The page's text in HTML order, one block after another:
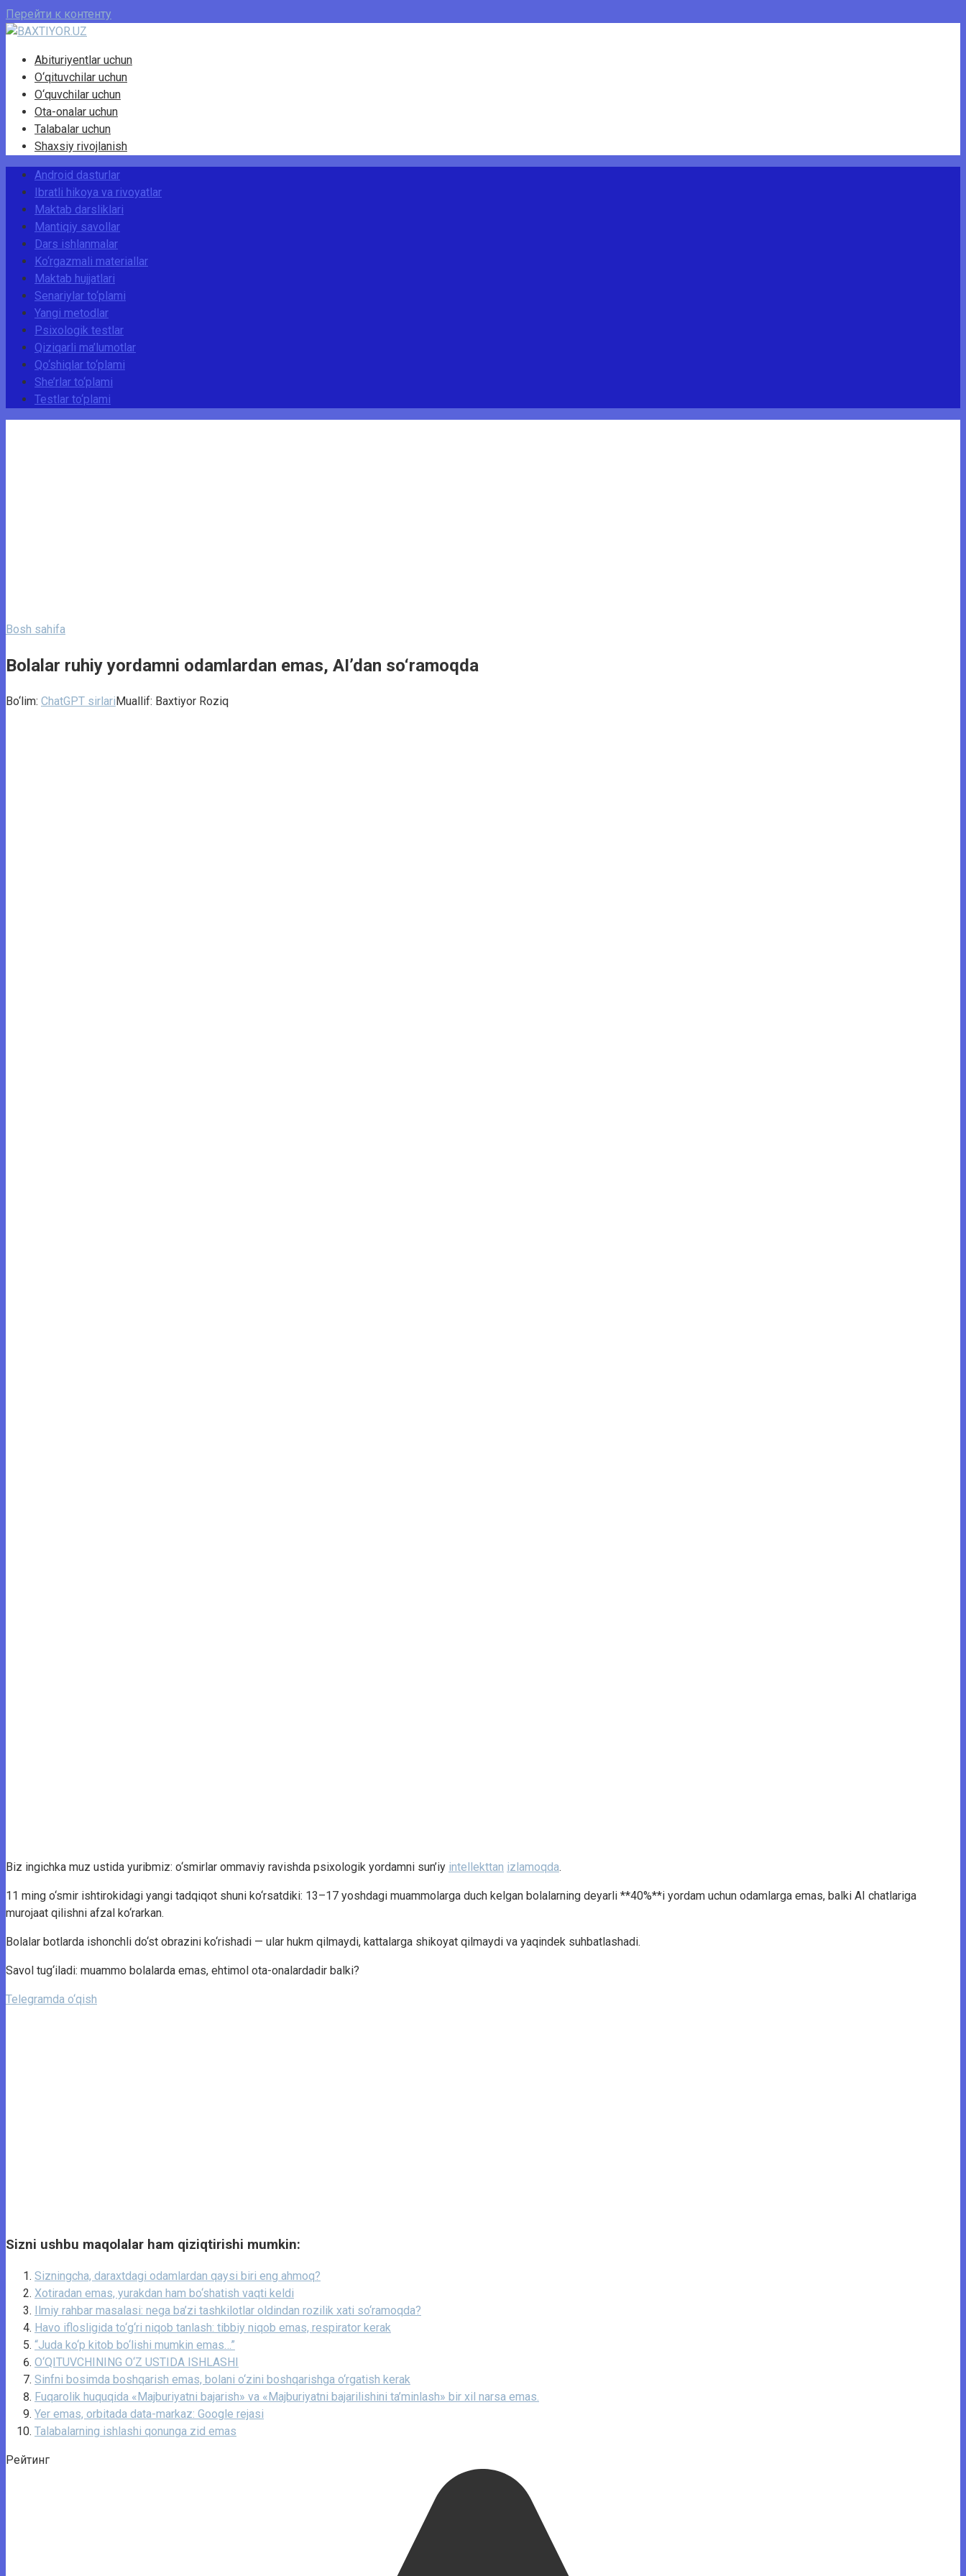
Перейти к контенту
Abituriyentlar uchun
O‘qituvchilar uchun
O‘quvchilar uchun
Ota-onalar uchun
Talabalar uchun
Shaxsiy rivojlanish
Android dasturlar
Ibratli hikoya va rivoyatlar
Maktab darsliklari
Mantiqiy savollar
Dars ishlanmalar
Ko‘rgazmali materiallar
Maktab hujjatlari
Senariylar to‘plami
Yangi metodlar
Psixologik testlar
Qiziqarli ma’lumotlar
Qo‘shiqlar to‘plami
She’rlar to‘plami
Testlar to‘plami
Bosh sahifa
Bolalar ruhiy yordamni odamlardan emas, AI’dan so‘ramoqda
Bo‘lim: ChatGPT sirlariMuallif: Baxtiyor Roziq
Biz ingichka muz ustida yuribmiz: o‘smirlar ommaviy ravishda psixologik yordamni sun’iy intellekttan izlamoqda.
11 ming o‘smir ishtirokidagi yangi tadqiqot shuni ko‘rsatdiki: 13–17 yoshdagi muammolarga duch kelgan bolalarning deyarli **40%**i yordam uchun odamlarga emas, balki AI chatlariga
murojaat qilishni afzal ko‘rarkan.
Bolalar botlarda ishonchli do‘st obrazini ko‘rishadi — ular hukm qilmaydi, kattalarga shikoyat qilmaydi va yaqindek suhbatlashadi.
Savol tug‘iladi: muammo bolalarda emas, ehtimol ota-onalardadir balki?
Telegramda o‘qish
Sizni ushbu maqolalar ham qiziqtirishi mumkin:
Sizningcha, daraxtdagi odamlardan qaysi biri eng ahmoq?
Xotiradan emas, yurakdan ham bo‘shatish vaqti keldi
Ilmiy rahbar masalasi: nega ba’zi tashkilotlar oldindan rozilik xati so‘ramoqda?
Havo iflosligida to‘g‘ri niqob tanlash: tibbiy niqob emas, respirator kerak
“Juda ko‘p kitob bo‘lishi mumkin emas…”
O‘QITUVCHINING O‘Z USTIDA ISHLASHI
Sinfni bosimda boshqarish emas, bolani o‘zini boshqarishga o‘rgatish kerak
Fuqarolik huquqida «Majburiyatni bajarish» va «Majburiyatni bajarilishini ta’minlash» bir xil narsa emas.
Yer emas, orbitada data-markaz: Google rejasi
Talabalarning ishlashi qonunga zid emas
Рейтинг